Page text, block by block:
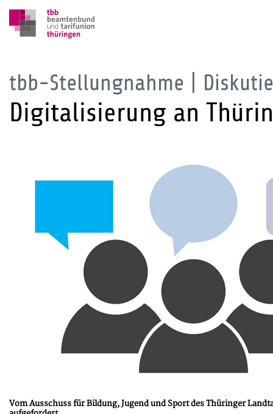
tbb-Stellungnahme |
Digitalisierung an
Vom Ausschuss für Bildung, Jugend und Sport des Thüringer